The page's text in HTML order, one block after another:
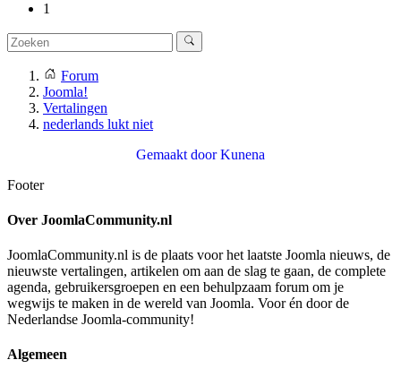
1
Forum
Joomla!
Vertalingen
nederlands lukt niet
Gemaakt doorKunena
Footer
Over JoomlaCommunity.nl
JoomlaCommunity.nl is de plaats voor het laatste Joomla nieuws, de
nieuwste vertalingen, artikelen om aan de slag te gaan, de complete
agenda, gebruikersgroepen en een behulpzaam forum om je
wegwijs te maken in de wereld van Joomla. Voor én door de
Nederlandse Joomla-community!
Algemeen